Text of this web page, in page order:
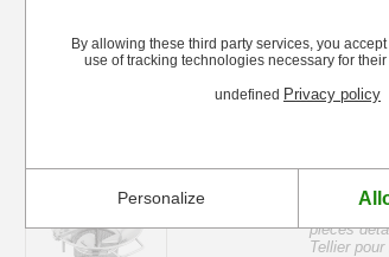
Pièces
légumes
pièces
Tellier
Pièces
légumes
pièces
Tellier
By allowing these third party services, you
use of tracking technologies necessary for their
undefined Privacy policy
Personalize